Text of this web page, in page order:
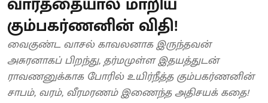
கும்பகர்ணனின் விதி!
வைகுண்ட வாசல் காவலனாக இருந்தவன்
அசுரனாகப் பிறந்து, தர்மமுள்ள இதயத்துடன்
ராவணனுக்காக போரில் உயிர்நீத்த கும்பகர்ணனின்
சாபம், வரம், வீரமரணம் இணைந்த அதிசயக் கதை!